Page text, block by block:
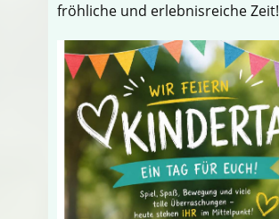
fröhliche und erlebnisreiche Zeit!